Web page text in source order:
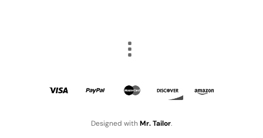
Designed withMr. Tailor.